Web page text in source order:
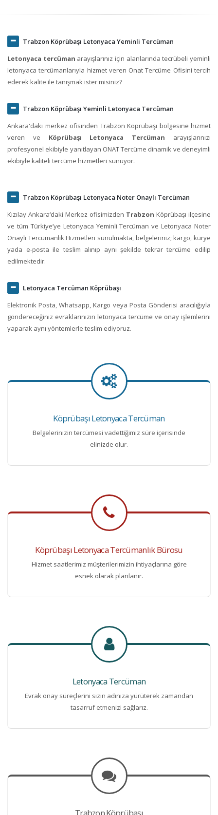
Trabzon Köprübaşı Letonyaca Yeminli Tercüman
Letonyaca tercüman arayışlarınız için alanlarında tecrübeli yeminli
letonyaca tercümanlarıyla hizmet veren Onat Tercüme Ofisini tercih
ederek kalite ile tanışmak ister misiniz?
Trabzon Köprübaşı Yeminli Letonyaca Tercüman
Ankara'daki merkez ofisinden Trabzon Köprübaşı bölgesine hizmet
veren ve Köprübaşı Letonyaca Tercüman arayışlarınızı
profesyonel ekibiyle yanıtlayan ONAT Tercüme dinamik ve deneyimli
ekibiyle kaliteli tercüme hizmetleri sunuyor.
Trabzon Köprübaşı Letonyaca Noter Onaylı Tercüman
Kızılay Ankara‘daki Merkez ofisimizden Trabzon Köprübaşı ilçesine
ve tüm Türkiye’ye Letonyaca Yeminli Tercüman ve Letonyaca Noter
Onaylı Tercümanlık Hizmetleri sunulmakta, belgeleriniz; kargo, kurye
yada e-posta ile teslim alınıp aynı şekilde tekrar tercüme edilip
edilmektedir.
Letonyaca Tercüman Köprübaşı
Elektronik Posta, Whatsapp, Kargo veya Posta Gönderisi aracılığıyla
göndereceğiniz evraklarınızın letonyaca tercüme ve onay işlemlerini
yaparak aynı yöntemlerle teslim ediyoruz.
Köprübaşı Letonyaca Tercüman
Belgelerinizin tercümesi vadettiğimiz süre içerisinde
elinizde olur.
Köprübaşı Letonyaca Tercümanlık Bürosu
Hizmet saatlerimiz müşterilerimizin ihtiyaçlarına göre
esnek olarak planlanır.
Letonyaca Tercüman
Evrak onay süreçlerini sizin adınıza yürüterek zamandan
tasarruf etmenizi sağlarız.
Trabzon Köprübaşı